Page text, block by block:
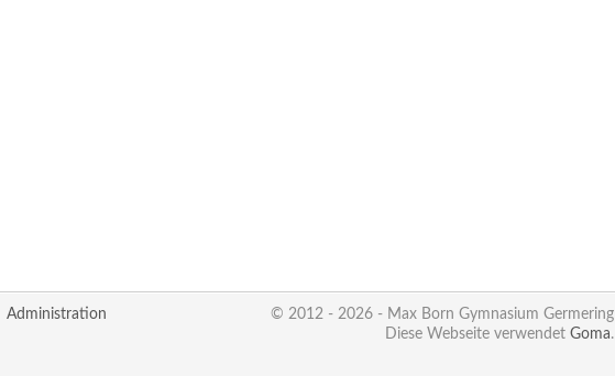
Administration
© 2012 - 2026 - Max Born Gymnasium Germering
Diese Webseite verwendet Goma.